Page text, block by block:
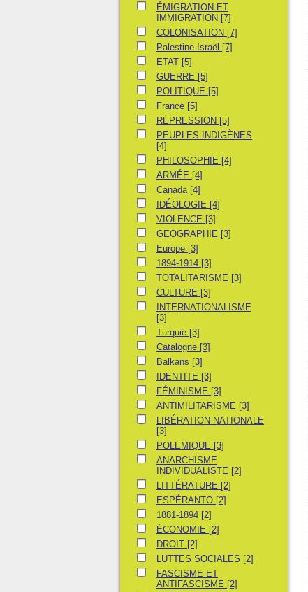
ÉMIGRATION ET IMMIGRATION
ÉMIGRATION ET
IMMIGRATION [7]
COLONISATION
COLONISATION [7]
Palestine-Israël
Palestine-Israël [7]
ETATETAT [5]
GUERREGUERRE [5]
POLITIQUE
POLITIQUE [5]
FranceFrance [5]
RÉPRESSION
RÉPRESSION [5]
PEUPLES INDIGÈNES
PEUPLES INDIGÈNES
[4]
PHILOSOPHIE
PHILOSOPHIE [4]
ARMÉEARMÉE [4]
CanadaCanada [4]
IDÉOLOGIE
IDÉOLOGIE [4]
VIOLENCE
VIOLENCE [3]
GEOGRAPHIE
GEOGRAPHIE [3]
EuropeEurope [3]
1894-19141894-1914 [3]
TOTALITARISME
TOTALITARISME [3]
CULTURECULTURE [3]
INTERNATIONALISME
INTERNATIONALISME
[3]
TurquieTurquie [3]
CatalogneCatalogne [3]
BalkansBalkans [3]
IDENTITEIDENTITE [3]
FÉMINISME
FÉMINISME [3]
ANTIMILITARISME
ANTIMILITARISME [3]
LIBÉRATION NATIONALE
LIBÉRATION NATIONALE
[3]
POLEMIQUE
POLEMIQUE [3]
ANARCHISME INDIVIDUALISTE
ANARCHISME
INDIVIDUALISTE [2]
LITTÉRATURE
LITTÉRATURE [2]
ESPÉRANTO
ESPÉRANTO [2]
1881-18941881-1894 [2]
ÉCONOMIE
ÉCONOMIE [2]
DROITDROIT [2]
LUTTES SOCIALES
LUTTES SOCIALES [2]
FASCISME ET ANTIFASCISME
FASCISME ET
ANTIFASCISME [2]